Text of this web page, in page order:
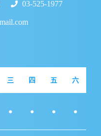
03-525-1977
三 四 五 六
● ● ● ●